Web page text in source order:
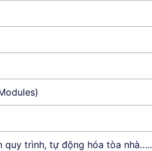
quy trình, tự động hóa tòa nhà…..